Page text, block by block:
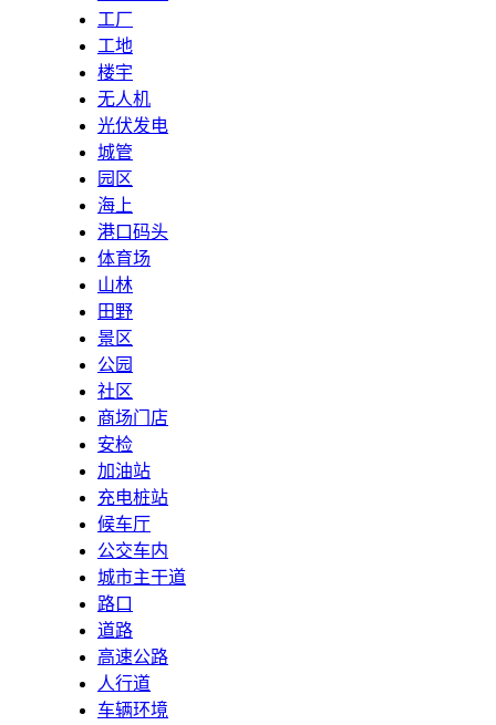
工厂
工地
楼宇
无人机
光伏发电
城管
园区
海上
港口码头
体育场
山林
田野
景区
公园
社区
商场门店
安检
加油站
充电桩站
候车厅
公交车内
城市主干道
路口
道路
高速公路
人行道
车辆环境